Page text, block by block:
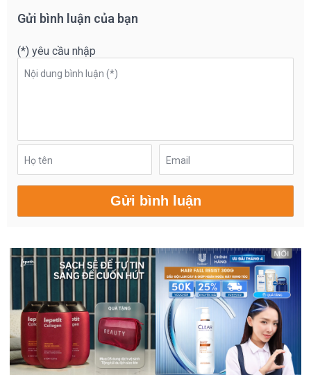
Gửi bình luận của bạn
(*) yêu cầu nhập
Nội dung bình luận (*)
Họ tên Email